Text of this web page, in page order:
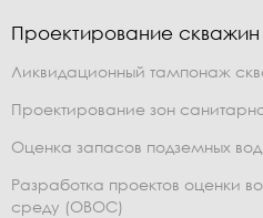
Проектирование скважин
Ликвидационный тампонаж
Проектирование зон
Оценка запасов подземных вод
Разработка проектов оценки
среду (ОВОС)